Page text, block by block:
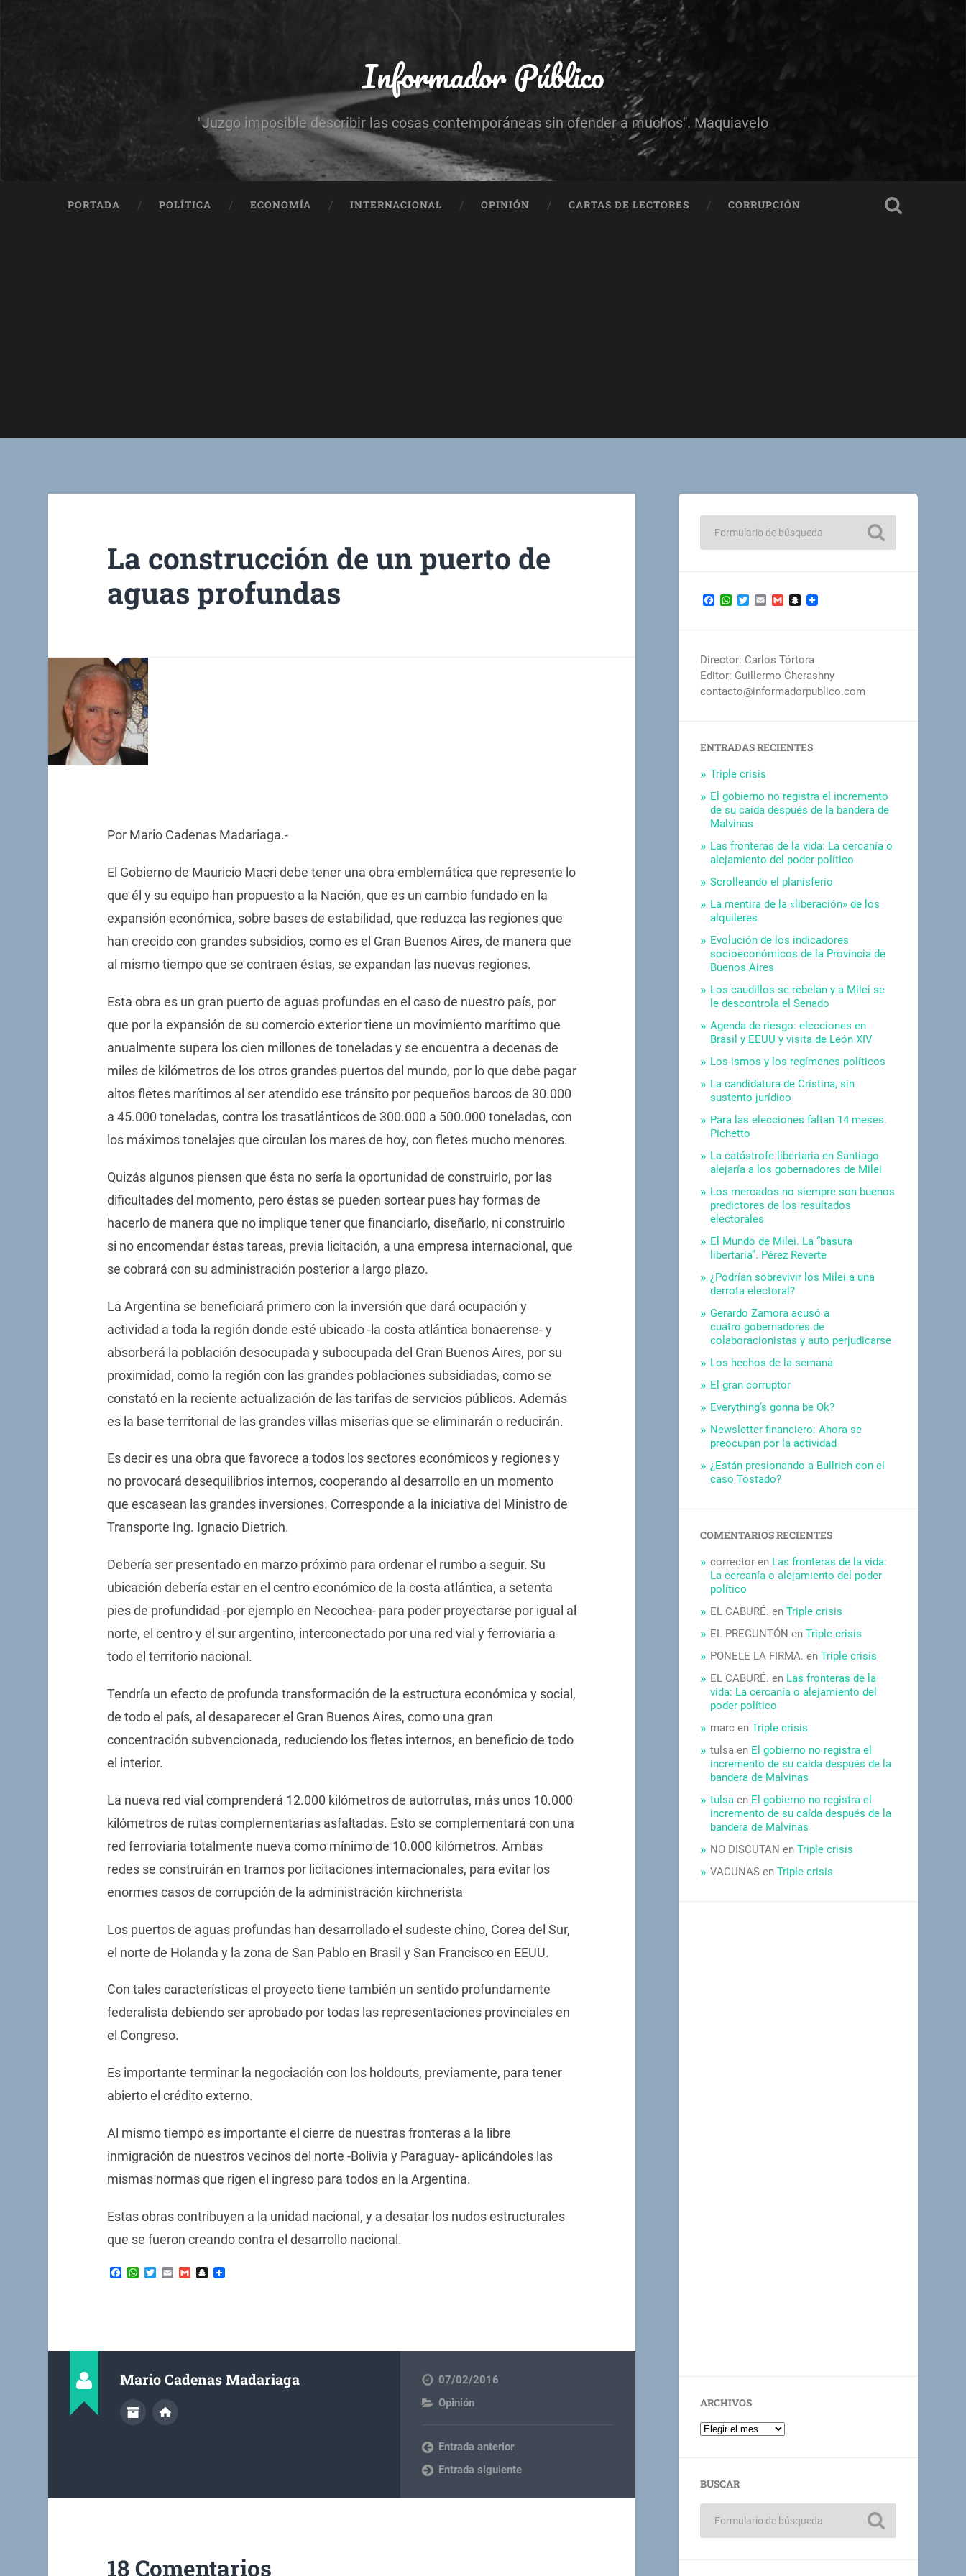
Informador Público
"Juzgo imposible describir las cosas contemporáneas sin ofender a muchos". Maquiavelo
PORTADA POLÍTICA ECONOMÍA INTERNACIONAL OPINIÓN CARTAS DE LECTORES CORRUPCIÓN
La construcción de un puerto de
aguas profundas
Por Mario Cadenas Madariaga.-
El Gobierno de Mauricio Macri debe tener una obra emblemática que represente lo
que él y su equipo han propuesto a la Nación, que es un cambio fundado en la
expansión económica, sobre bases de estabilidad, que reduzca las regiones que
han crecido con grandes subsidios, como es el Gran Buenos Aires, de manera que
al mismo tiempo que se contraen éstas, se expandan las nuevas regiones.
Esta obra es un gran puerto de aguas profundas en el caso de nuestro país, por
que por la expansión de su comercio exterior tiene un movimiento marítimo que
anualmente supera los cien millones de toneladas y se encuentra a decenas de
miles de kilómetros de los otros grandes puertos del mundo, por lo que debe pagar
altos fletes marítimos al ser atendido ese tránsito por pequeños barcos de 30.000
a 45.000 toneladas, contra los trasatlánticos de 300.000 a 500.000 toneladas, con
los máximos tonelajes que circulan los mares de hoy, con fletes mucho menores.
Quizás algunos piensen que ésta no sería la oportunidad de construirlo, por las
dificultades del momento, pero éstas se pueden sortear pues hay formas de
hacerlo de manera que no implique tener que financiarlo, diseñarlo, ni construirlo
si no encomendar éstas tareas, previa licitación, a una empresa internacional, que
se cobrará con su administración posterior a largo plazo.
La Argentina se beneficiará primero con la inversión que dará ocupación y
actividad a toda la región donde esté ubicado -la costa atlántica bonaerense- y
absorberá la población desocupada y subocupada del Gran Buenos Aires, por su
proximidad, como la región con las grandes poblaciones subsidiadas, como se
constató en la reciente actualización de las tarifas de servicios públicos. Además
es la base territorial de las grandes villas miserias que se eliminarán o reducirán.
Es decir es una obra que favorece a todos los sectores económicos y regiones y
no provocará desequilibrios internos, cooperando al desarrollo en un momento
que escasean las grandes inversiones. Corresponde a la iniciativa del Ministro de
Transporte Ing. Ignacio Dietrich.
Debería ser presentado en marzo próximo para ordenar el rumbo a seguir. Su
ubicación debería estar en el centro económico de la costa atlántica, a setenta
pies de profundidad -por ejemplo en Necochea- para poder proyectarse por igual al
norte, el centro y el sur argentino, interconectado por una red vial y ferroviaria a
todo el territorio nacional.
Tendría un efecto de profunda transformación de la estructura económica y social,
de todo el país, al desaparecer el Gran Buenos Aires, como una gran
concentración subvencionada, reduciendo los fletes internos, en beneficio de todo
el interior.
La nueva red vial comprenderá 12.000 kilómetros de autorrutas, más unos 10.000
kilómetros de rutas complementarias asfaltadas. Esto se complementará con una
red ferroviaria totalmente nueva como mínimo de 10.000 kilómetros. Ambas
redes se construirán en tramos por licitaciones internacionales, para evitar los
enormes casos de corrupción de la administración kirchnerista
Los puertos de aguas profundas han desarrollado el sudeste chino, Corea del Sur,
el norte de Holanda y la zona de San Pablo en Brasil y San Francisco en EEUU.
Con tales características el proyecto tiene también un sentido profundamente
federalista debiendo ser aprobado por todas las representaciones provinciales en
el Congreso.
Es importante terminar la negociación con los holdouts, previamente, para tener
abierto el crédito externo.
Al mismo tiempo es importante el cierre de nuestras fronteras a la libre
inmigración de nuestros vecinos del norte -Bolivia y Paraguay- aplicándoles las
mismas normas que rigen el ingreso para todos en la Argentina.
Estas obras contribuyen a la unidad nacional, y a desatar los nudos estructurales
que se fueron creando contra el desarrollo nacional.
Facebook
WhatsApp
TwitterEmailGmailSnapchat
Mario Cadenas Madariaga
07/02/2016
Opinión
Entrada anterior
Entrada siguiente
18 Comentarios
Facebook
WhatsApp
TwitterEmailGmailSnapchat
Director: Carlos Tórtora
Editor: Guillermo Cherashny
contacto@informadorpublico.com
ENTRADAS RECIENTES
Triple crisis
El gobierno no registra el incremento
de su caída después de la bandera de
Malvinas
Las fronteras de la vida: La cercanía o
alejamiento del poder político
Scrolleando el planisferio
La mentira de la «liberación» de los
alquileres
Evolución de los indicadores
socioeconómicos de la Provincia de
Buenos Aires
Los caudillos se rebelan y a Milei se
le descontrola el Senado
Agenda de riesgo: elecciones en
Brasil y EEUU y visita de León XIV
Los ismos y los regímenes políticos
La candidatura de Cristina, sin
sustento jurídico
Para las elecciones faltan 14 meses.
Pichetto
La catástrofe libertaria en Santiago
alejaría a los gobernadores de Milei
Los mercados no siempre son buenos
predictores de los resultados
electorales
El Mundo de Milei. La “basura
libertaria”. Pérez Reverte
¿Podrían sobrevivir los Milei a una
derrota electoral?
Gerardo Zamora acusó a
cuatro gobernadores de
colaboracionistas y auto perjudicarse
Los hechos de la semana
El gran corruptor
Everything’s gonna be Ok?
Newsletter financiero: Ahora se
preocupan por la actividad
¿Están presionando a Bullrich con el
caso Tostado?
COMENTARIOS RECIENTES
corrector en Las fronteras de la vida:
La cercanía o alejamiento del poder
político
EL CABURÉ. enTriple crisis
EL PREGUNTÓN enTriple crisis
PONELE LA FIRMA. enTriple crisis
EL CABURÉ. en Las fronteras de la
vida: La cercanía o alejamiento del
poder político
marc enTriple crisis
tulsa en El gobierno no registra el
incremento de su caída después de la
bandera de Malvinas
tulsa en El gobierno no registra el
incremento de su caída después de la
bandera de Malvinas
NO DISCUTAN enTriple crisis
VACUNAS enTriple crisis
ARCHIVOS
BUSCAR